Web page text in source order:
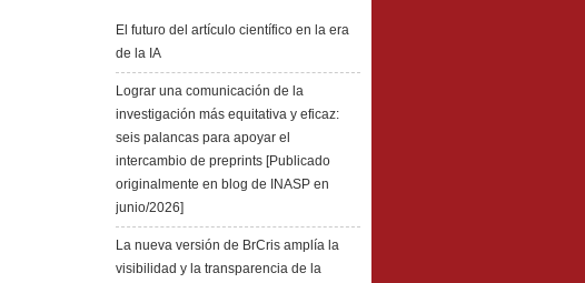
El futuro del artículo científico en la era
de la IA
Lograr una comunicación de la
investigación más equitativa y eficaz:
seis palancas para apoyar el
intercambio de preprints [Publicado
originalmente en blog de INASP en
junio/2026]
La nueva versión de BrCris amplía la
visibilidad y la transparencia de la